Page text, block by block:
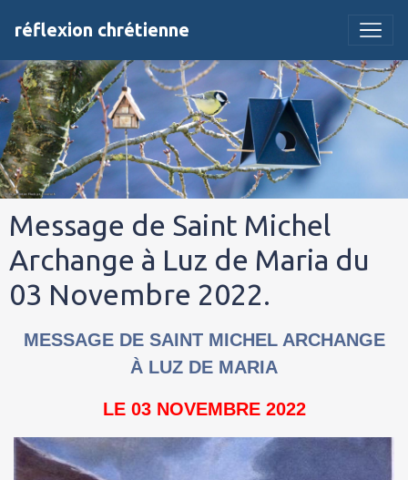
réflexion chrétienne
Message de Saint Michel
Archange à Luz de Maria du
03 Novembre 2022.
MESSAGE DE SAINT MICHEL ARCHANGE
À LUZ DE MARIA
LE 03 NOVEMBRE 2022